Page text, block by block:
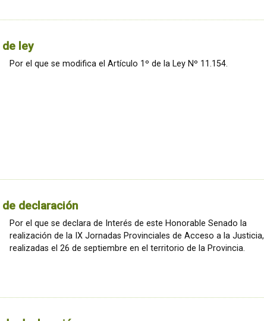
ley
Por el que se modifica el Artículo 1º de la Ley Nº 11.154.
declaración
Por el que se declara de Interés de este Honorable Senado la
realización de la IX Jornadas Provinciales de Acceso a la Justicia,
realizadas el 26 de septiembre en el territorio de la Provincia.